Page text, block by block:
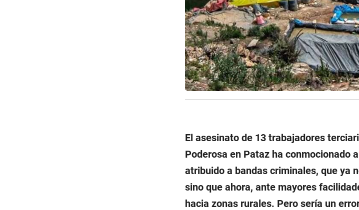
El asesinato de 13 trabajadores
Poderosa en Pataz ha conmocionado
atribuido a bandas criminales, que ya
sino que ahora, ante mayores
hacia zonas rurales. Pero sería un